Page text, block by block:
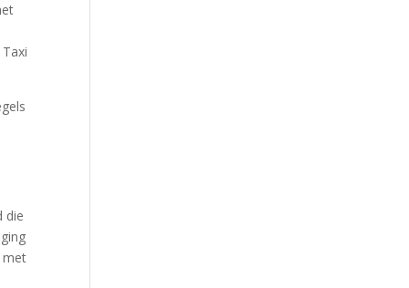
die
met